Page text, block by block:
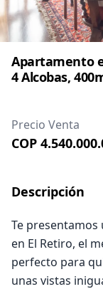
Apartamento
4 Alcobas,
Precio Venta
COP
Descripción
Te
en El Retiro, el
perfecto para
unas vistas